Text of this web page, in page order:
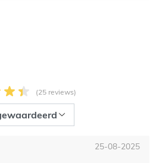
(25 reviews)
25-08-2025